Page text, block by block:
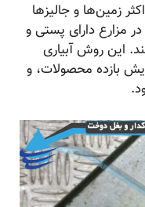
زمین‌ها و جالیز‌ها
دارای پستی و
روش آبیاری
محصولات، و